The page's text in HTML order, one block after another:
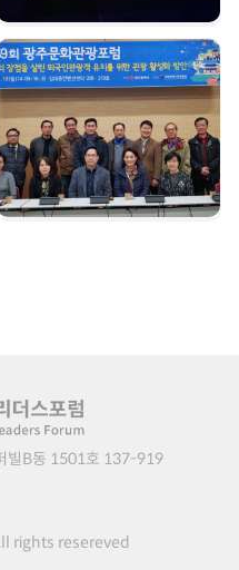
광주문화관광포럼 |
2019. 11. 18
빌B동 1501호 137-919
rights resereved